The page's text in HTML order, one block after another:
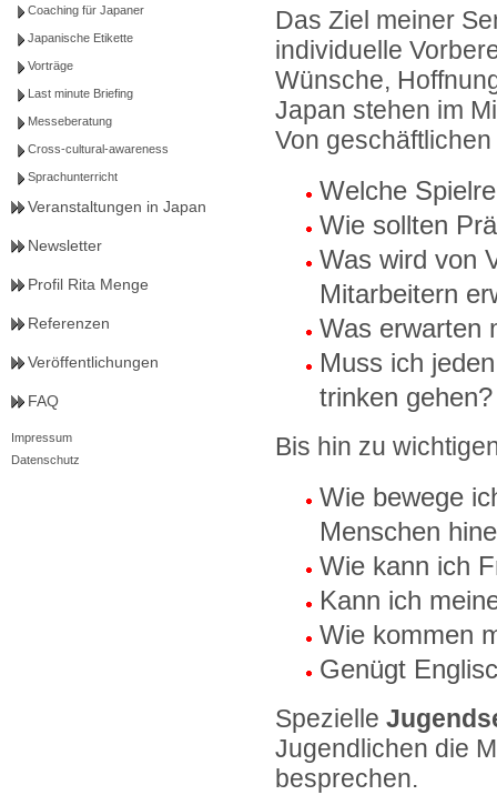
Coaching für Japaner
Japanische Etikette
Vorträge
Last minute Briefing
Messeberatung
Cross-cultural-awareness
Sprachunterricht
Veranstaltungen in Japan
Newsletter
Profil Rita Menge
Referenzen
Veröffentlichungen
FAQ
Impressum
Datenschutz
Das Ziel meiner
individuelle
Wünsche,
Japan stehen im
Von
Welche
Wie sollten
Was wird von
Mitarbeitern
Was erwarten
Muss ich
trinken gehen?
Bis hin zu
Wie bewege
Menschen
Wie kann ich
Kann ich
Wie kommen
Genügt
Spezielle
Jugendlichen die
besprechen.